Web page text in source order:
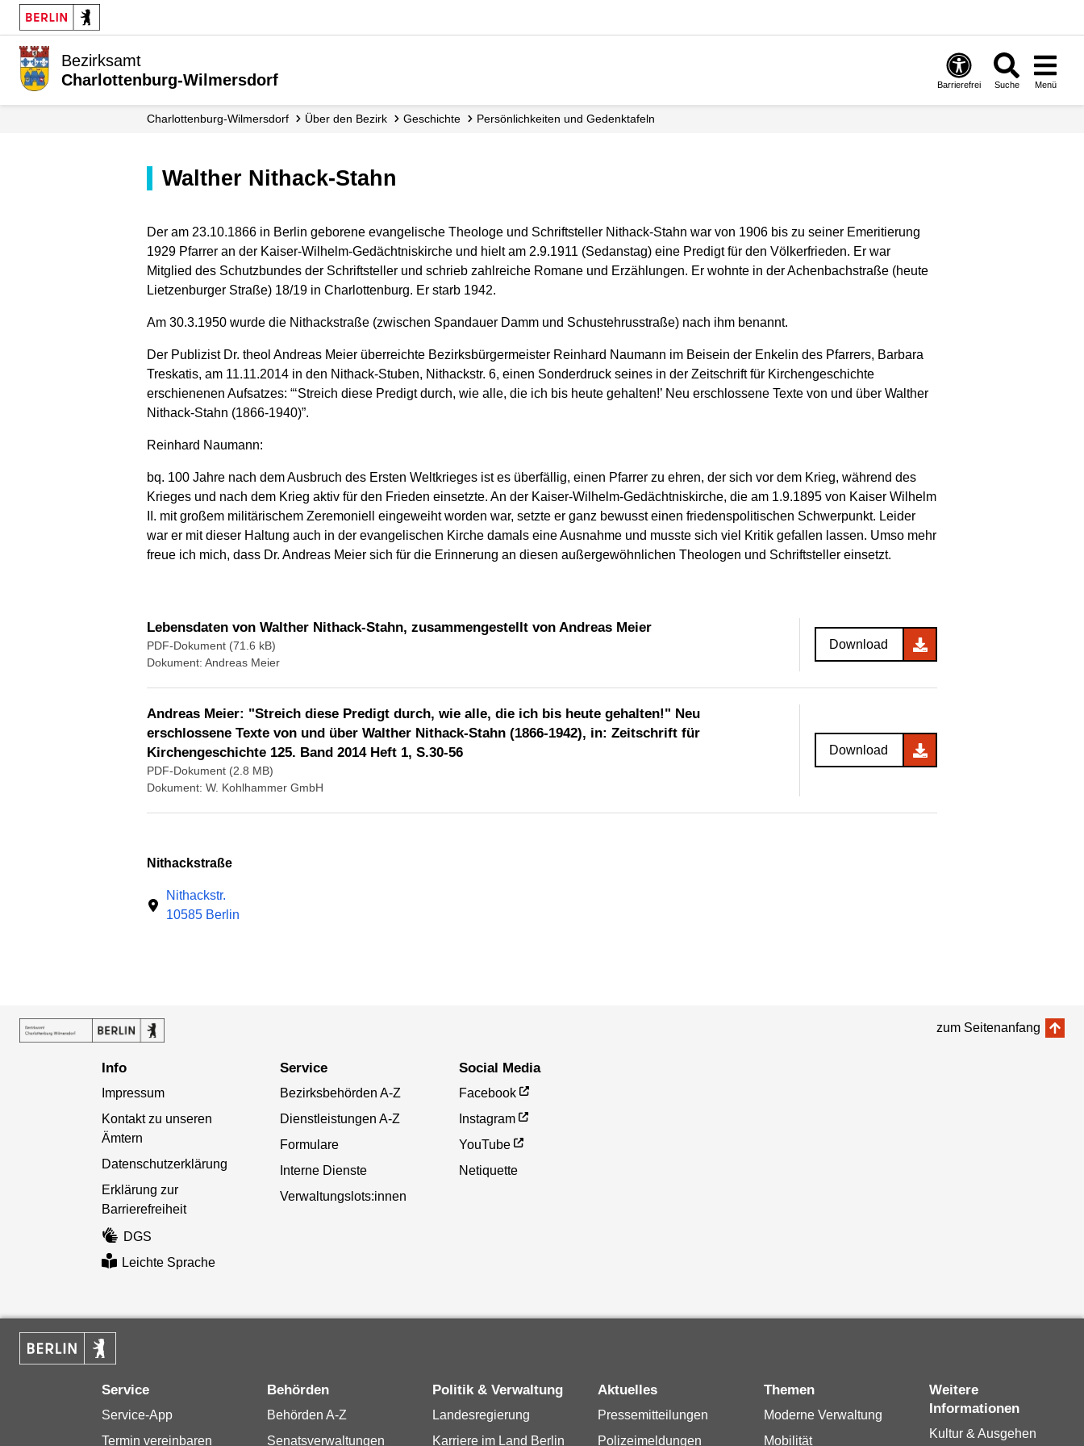
Bezirksamt
Charlottenburg-Wilmersdorf
Barrierefrei Suche Menü
Charlottenburg-Wilmersdorf Über den Bezirk Geschichte Persönlichkeiten und Gedenktafeln
Walther Nithack-Stahn
Der am 23.10.1866 in Berlin geborene evangelische Theologe und Schriftsteller Nithack-Stahn war von 1906 bis zu seiner Emeritierung
1929 Pfarrer an der Kaiser-Wilhelm-Gedächtniskirche und hielt am 2.9.1911 (Sedanstag) eine Predigt für den Völkerfrieden. Er war
Mitglied des Schutzbundes der Schriftsteller und schrieb zahlreiche Romane und Erzählungen. Er wohnte in der Achenbachstraße (heute
Lietzenburger Straße) 18/19 in Charlottenburg. Er starb 1942.
Am 30.3.1950 wurde die Nithackstraße (zwischen Spandauer Damm und Schustehrusstraße) nach ihm benannt.
Der Publizist Dr. theol Andreas Meier überreichte Bezirksbürgermeister Reinhard Naumann im Beisein der Enkelin des Pfarrers, Barbara
Treskatis, am 11.11.2014 in den Nithack-Stuben, Nithackstr. 6, einen Sonderdruck seines in der Zeitschrift für Kirchengeschichte
erschienenen Aufsatzes: “‘Streich diese Predigt durch, wie alle, die ich bis heute gehalten!’ Neu erschlossene Texte von und über Walther
Nithack-Stahn (1866-1940)”.
Reinhard Naumann:
bq. 100 Jahre nach dem Ausbruch des Ersten Weltkrieges ist es überfällig, einen Pfarrer zu ehren, der sich vor dem Krieg, während des
Krieges und nach dem Krieg aktiv für den Frieden einsetzte. An der Kaiser-Wilhelm-Gedächtniskirche, die am 1.9.1895 von Kaiser Wilhelm
II. mit großem militärischem Zeremoniell eingeweiht worden war, setzte er ganz bewusst einen friedenspolitischen Schwerpunkt. Leider
war er mit dieser Haltung auch in der evangelischen Kirche damals eine Ausnahme und musste sich viel Kritik gefallen lassen. Umso mehr
freue ich mich, dass Dr. Andreas Meier sich für die Erinnerung an diesen außergewöhnlichen Theologen und Schriftsteller einsetzt.
Lebensdaten von Walther Nithack-Stahn, zusammengestellt von Andreas Meier
PDF-Dokument (71.6 kB)
Dokument: Andreas Meier
Download
Andreas Meier: "Streich diese Predigt durch, wie alle, die ich bis heute gehalten!" Neu
erschlossene Texte von und über Walther Nithack-Stahn (1866-1942), in: Zeitschrift für
Kirchengeschichte 125. Band 2014 Heft 1, S.30-56
PDF-Dokument (2.8 MB)
Dokument: W. Kohlhammer GmbH
Download
Nithackstraße
Nithackstr.
10585 Berlin
zum Seitenanfang
Info
Impressum
Kontakt zu unseren
Ämtern
Datenschutzerklärung
Erklärung zur
Barrierefreiheit
DGS
Leichte Sprache
Service
Bezirksbehörden A-Z
Dienstleistungen A-Z
Formulare
Interne Dienste
Verwaltungslots:innen
Social Media
Facebook
Instagram
YouTube
Netiquette
Service
Service-App
Termin vereinbaren
Behörden
Behörden A-Z
Senatsverwaltungen
Politik & Verwaltung
Landesregierung
Karriere im Land Berlin
Aktuelles
Pressemitteilungen
Polizeimeldungen
Themen
Moderne Verwaltung
Mobilität
Weitere
Informationen
Kultur & Ausgehen